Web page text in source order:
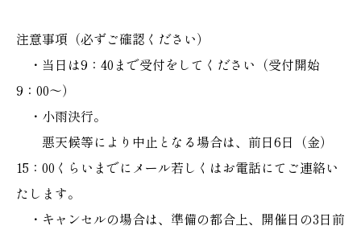
注意事項（必ずご確認ください）
・当日は9：40まで受付をしてください（受付開始
9：00～）
・小雨決行。
悪天候等により中止となる場合は、前日6日（金）
15：00くらいまでにメール若しくはお電話にてご連絡い
たします。
・キャンセルの場合は、準備の都合上、開催日の3日前